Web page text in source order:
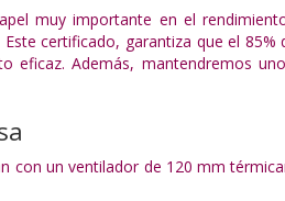
muy importante en el
certificado, garantiza que el
eficaz. Además, mantendremos
con un ventilador de 120 mm